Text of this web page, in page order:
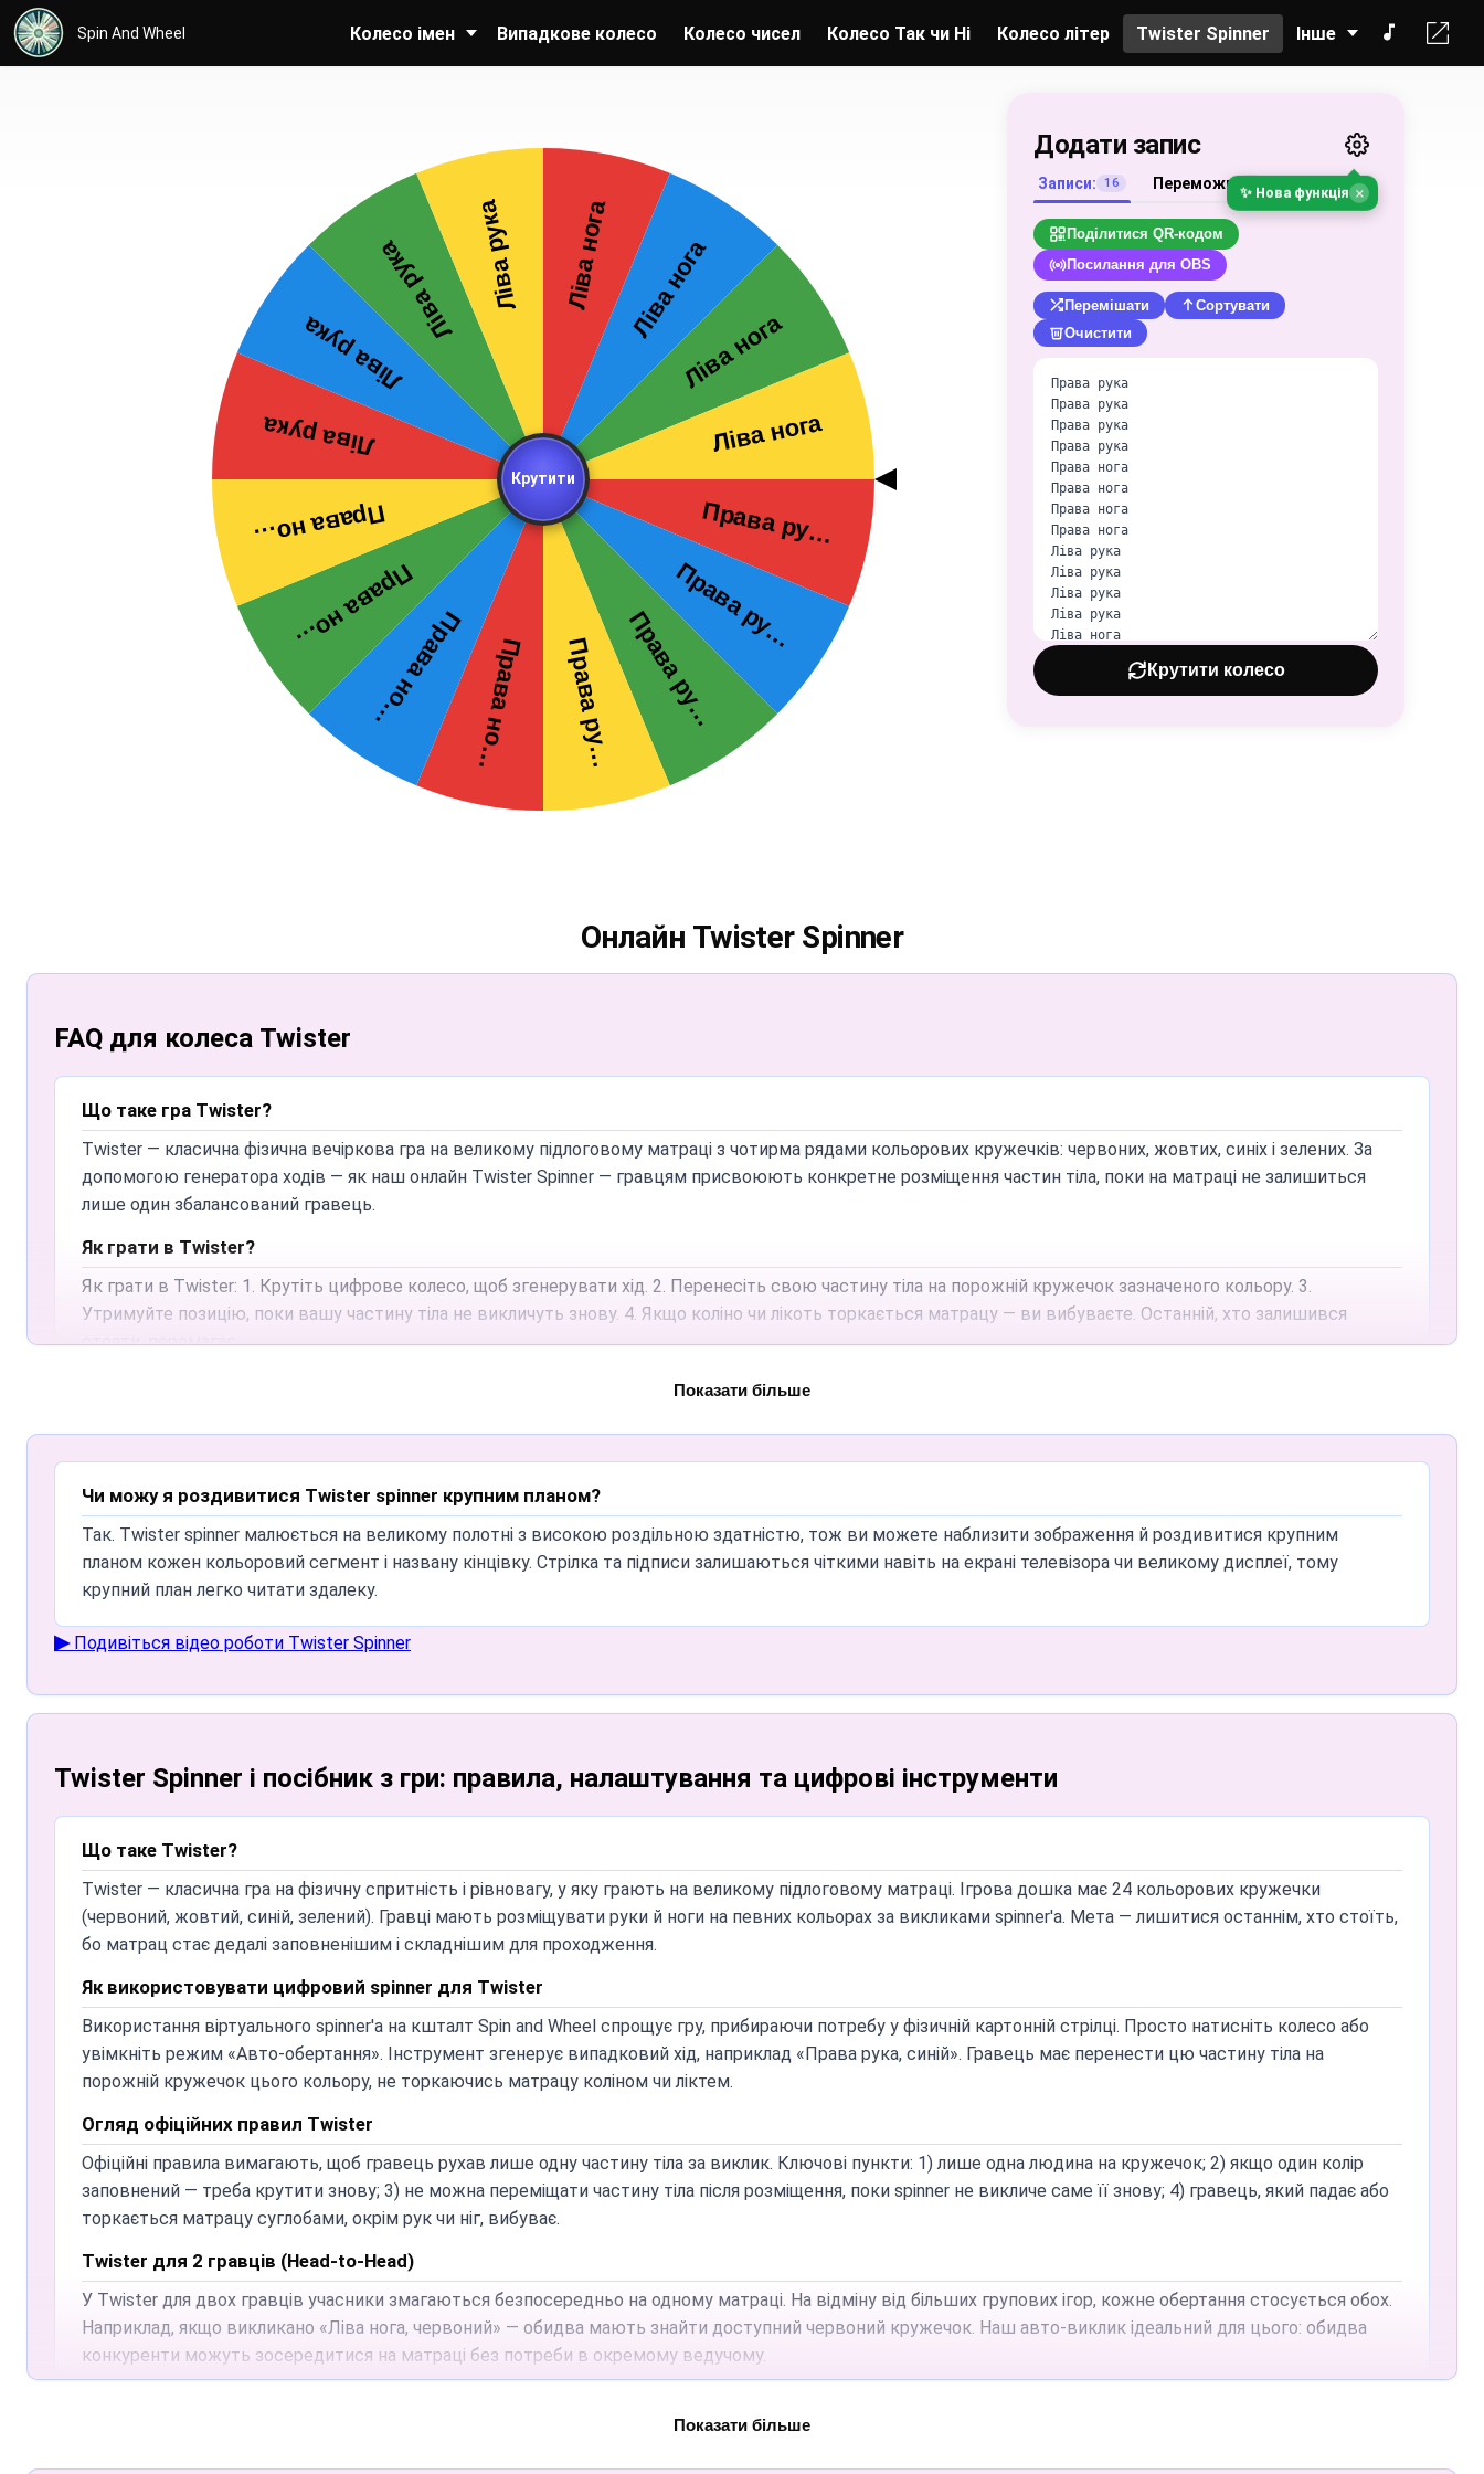
Spin And Wheel Колесо імен Випадкове колесо Колесо чисел Колесо Так чи Ні Колесо літер Twister Spinner Інше
Додати запис
✨ Нова функція ×
Записи: 16 Переможці
Поділитися QR-кодом
Посилання для OBS
Перемішати
Сортувати
Очистити
Крутити колесо
Онлайн Twister Spinner
FAQ для колеса Twister
Що таке гра Twister?
Twister — класична фізична вечіркова гра на великому підлоговому матраці з чотирма рядами кольорових кружечків: червоних, жовтих, синіх і зелених. За
допомогою генератора ходів — як наш онлайн Twister Spinner — гравцям присвоюють конкретне розміщення частин тіла, поки на матраці не залишиться
лише один збалансований гравець.
Як грати в Twister?
Як грати в Twister: 1. Крутіть цифрове колесо, щоб згенерувати хід. 2. Перенесіть свою частину тіла на порожній кружечок зазначеного кольору. 3.
Утримуйте позицію, поки вашу частину тіла не викличуть знову. 4. Якщо коліно чи лікоть торкається матрацу — ви вибуваєте. Останній, хто залишився
стояти, перемагає.
Чи можу я використовувати цифровий spinner замість плати настільної гри?
Так! Багато гравців обирають віртуальний Twister Spinner, бо він пропонує функції без рук, яких немає у класичного картонного spinner'а: голосове керування
(просто скажіть команду, щоб крутити без дотику до екрана), голосове озвучення та автоматичний режим, що обертається за налаштовуваним таймером
(за замовчуванням 30 секунд).
Хто може користуватись онлайн Twister Spinner?
автоматично оголошувати ходи без окремого ведучого.
Twister зазвичай розрахований на 2–4 гравців на один матрац. Якщо у вас більша група, наш цифровий spinner допоможе керувати командами або ротувати
Найкращі поради для перемоги в Twister?
Щоб виграти в Twister, зосередьтеся на рівновазі й силі корпусу. Намагайтеся тримати центр ваги низько й уникайте надто широких розтяжок на початку
гри. Стратегія: якщо spinner викликає хід, який ви вже виконуєте, рухатися не потрібно — це допомагає підтримувати стабільність.
Чи працює віртуальний Twister Spinner на мобільних?
Так, наше колесо Twister повністю адаптивне й працює на всіх смартфонах, планшетах і desktop. Оскільки більшість гри відбувається на підлозі, просто
покладіть телефон або планшет поруч, додайте гучності для озвучення — і грайте без потреби в ноутбуку.
Чи треба завантажувати додаток для колеса Twister?
моментально починати гру на вечірках чи шкільних заходах без очікування встановлення.
Показати більше
Чи можу я роздивитися Twister spinner крупним планом?
Так. Twister spinner малюється на великому полотні з високою роздільною здатністю, тож ви можете наблизити зображення й роздивитися крупним
планом кожен кольоровий сегмент і названу кінцівку. Стрілка та підписи залишаються чіткими навіть на екрані телевізора чи великому дисплеї, тому
крупний план легко читати здалеку.
▶ Подивіться відео роботи Twister Spinner
Twister Spinner і посібник з гри: правила, налаштування та цифрові інструменти
Що таке Twister?
Twister — класична гра на фізичну спритність і рівновагу, у яку грають на великому підлоговому матраці. Ігрова дошка має 24 кольорових кружечки
(червоний, жовтий, синій, зелений). Гравці мають розміщувати руки й ноги на певних кольорах за викликами spinner'а. Мета — лишитися останнім, хто стоїть,
бо матрац стає дедалі заповненішим і складнішим для проходження.
Як використовувати цифровий spinner для Twister
Використання віртуального spinner'а на кшталт Spin and Wheel спрощує гру, прибираючи потребу у фізичній картонній стрілці. Просто натисніть колесо або
увімкніть режим «Авто-обертання». Інструмент згенерує випадковий хід, наприклад «Права рука, синій». Гравець має перенести цю частину тіла на
порожній кружечок цього кольору, не торкаючись матрацу коліном чи ліктем.
Огляд офіційних правил Twister
Офіційні правила вимагають, щоб гравець рухав лише одну частину тіла за виклик. Ключові пункти: 1) лише одна людина на кружечок; 2) якщо один колір
заповнений — треба крутити знову; 3) не можна переміщати частину тіла після розміщення, поки spinner не викличе саме її знову; 4) гравець, який падає або
торкається матрацу суглобами, окрім рук чи ніг, вибуває.
Twister для 2 гравців (Head-to-Head)
У Twister для двох гравців учасники змагаються безпосередньо на одному матраці. На відміну від більших групових ігор, кожне обертання стосується обох.
Наприклад, якщо викликано «Ліва нога, червоний» — обидва мають знайти доступний червоний кружечок. Наш авто-виклик ідеальний для цього: обидва
конкуренти можуть зосередитися на матраці без потреби в окремому ведучому.
Гра втрьох вимагає підвищеної просторової обізнаності, бо дошка заповнюється на 50% швидше, ніж у режимі 2 гравців. Щоб гра залишалася
справедливою, ми рекомендуємо функцію «Озвучення». Це гарантує, що «цифровий суддя» чітко оголошує ходи для всіх трьох учасників, запобігаючи
Показати більше